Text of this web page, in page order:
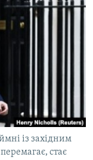
із західним
стає